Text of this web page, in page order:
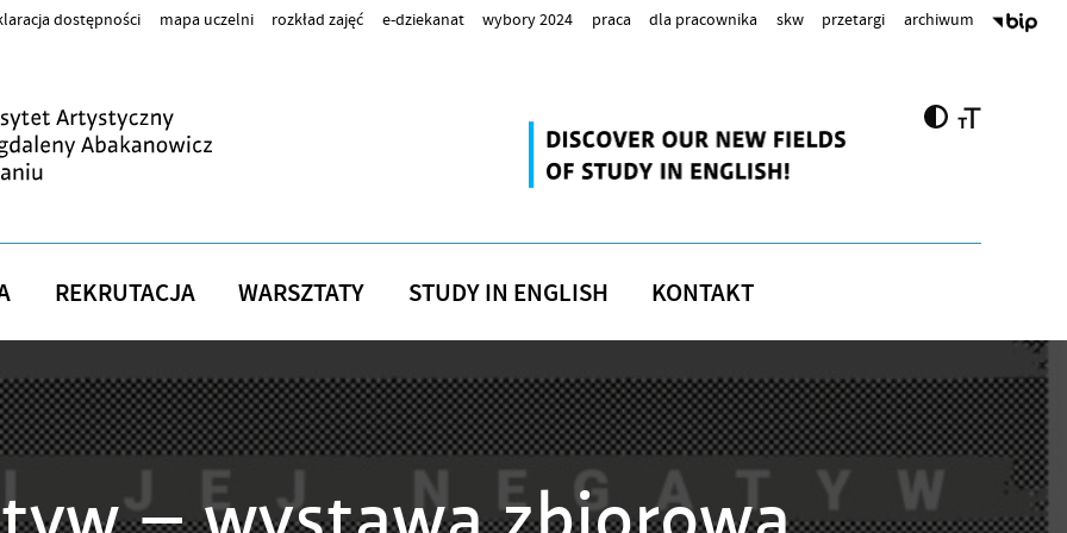
dostępności mapa uczelni rozkład zajęć e-dziekanat wybory 2024 praca dla pracownika skw przetargi archiwum
REKRUTACJA WARSZTATY STUDY IN ENGLISH KONTAKT